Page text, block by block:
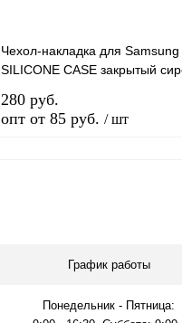
Чехол-накладка для
SILICONE CASE закрытый
280 руб.
опт от 85 руб. / шт
В избранноеГрафик работы
Понедельник - Пятница: